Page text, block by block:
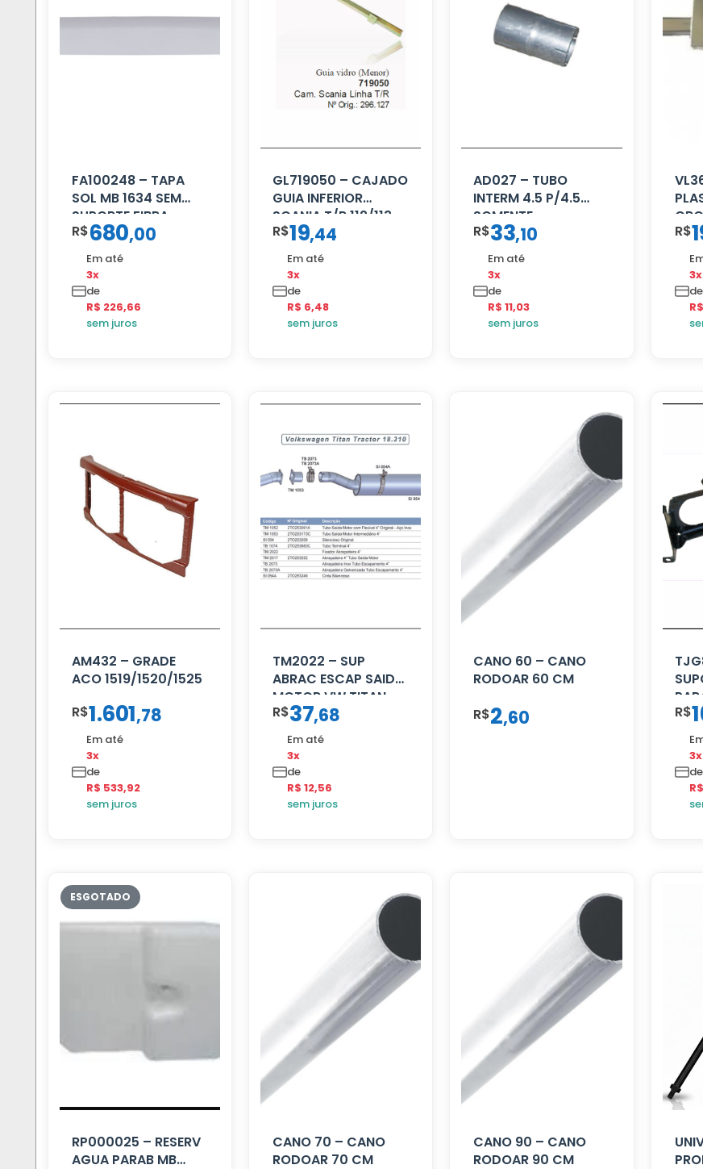
FA100248 – TAPA
SOL MB 1634 SEM
SUPORTE FIBRA
R$680,00
Em até
3x
de
R$ 226,66
sem juros
GL719050 – CAJADO
GUIA INFERIOR
SCANIA T/R 112/113
MENOR
R$19,44
Em até
3x
de
R$ 6,48
sem juros
AD027 – TUBO
INTERM 4.5 P/4.5
SOMENTE
PROLONGADOR
R$33,10
Em até
3x
de
R$ 11,03
sem juros
R$
3x
de
AM432 – GRADE
ACO 1519/1520/1525
R$1.601,78
Em até
3x
de
R$ 533,92
sem juros
TM2022 – SUP
ABRAC ESCAP SAIDA
MOTOR VW TITAN
R$37,68
Em até
3x
de
R$ 12,56
sem juros
CANO 60 – CANO
RODOAR 60 CM
R$2,60 R$
3x
de
RP000025 – RESERV
AGUA PARAB MB
CANO 70 – CANO
RODOAR 70 CM
CANO 90 – CANO
RODOAR 90 CM